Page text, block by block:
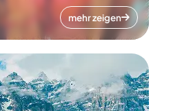
mehr zeigen